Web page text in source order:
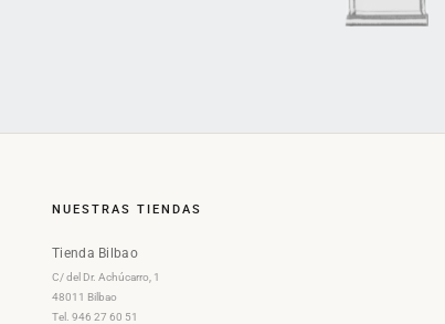
NUESTRAS TIENDAS
Tienda Bilbao
C/ del Dr. Achúcarro, 1
48011 Bilbao
Tel. 946 27 60 51